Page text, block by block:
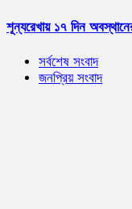
শূন্যরেখায় ১৭ দিন
সর্বশেষ সংবাদ
জনপ্রিয় সংবাদ